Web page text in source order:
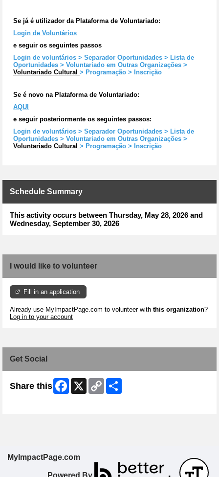
Se já é utilizador da Plataforma de Voluntariado:
Login de Voluntários
e seguir os seguintes passos
Login de voluntários > Separador Oportunidades > Lista de
Oportunidades > Voluntariado em Outras Organizações >
Voluntariado Cultural > Programação > Inscrição
Se é novo na Plataforma de Voluntariado:
AQUI
e seguir posteriormente os seguintes passos:
Login de voluntários > Separador Oportunidades > Lista de
Oportunidades > Voluntariado em Outras Organizações >
Voluntariado Cultural > Programação > Inscrição
Schedule Summary
This activity occurs between Thursday, May 28, 2026 and
Wednesday, September 30, 2026
I would like to volunteer
Fill in an application
Already use MyImpactPage.com to volunteer with this organization?
Log in to your account
Get Social
Share this Facebook
X
Copy
Link
MyImpactPage.com